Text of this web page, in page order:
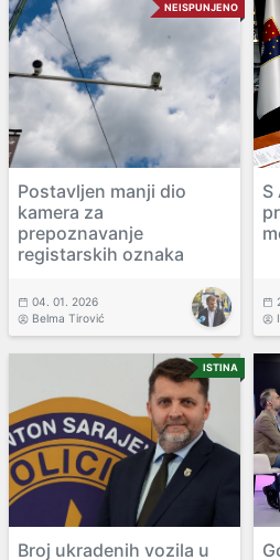
NEISPUNJENO
Postavljen manji dio
kamera za
prepoznavanje
registarskih oznaka
04. 01. 2026
Belma Tirović
S
ISTINA
Broj ukradenih vozila u